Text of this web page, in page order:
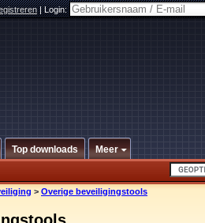
|Login:
Top downloads Meer
> Overige beveiligingstools